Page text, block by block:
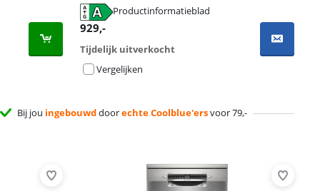
Productinformatieblad
929,-
Tijdelijk uitverkocht
Vergelijken
Bij jou ingebouwddoorechte Coolblue'ersvoor 79,-